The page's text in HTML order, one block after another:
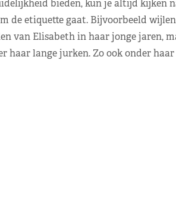
bieden, kun je altijd kijken
de etiquette gaat. Bijvoorbeeld
van Elisabeth in haar jonge jaren,
haar lange jurken. Zo ook onder